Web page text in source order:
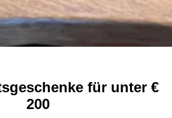
für unter €
200